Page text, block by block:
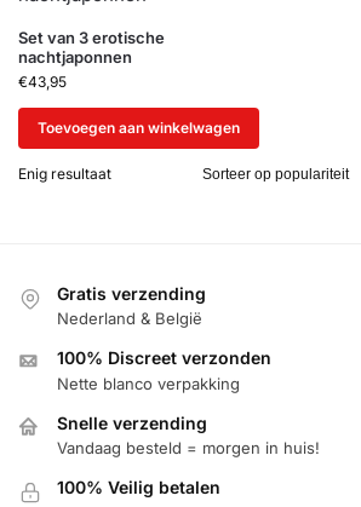
Set van 3 erotische
nachtjaponnen
€43,95
Toevoegen aan winkelwagen
Enig resultaat
Gratis verzending
Nederland & België
100% Discreet verzonden
Nette blanco verpakking
Snelle verzending
Vandaag besteld = morgen in huis!
100% Veilig betalen